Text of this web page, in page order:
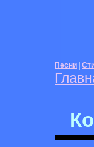
Песни